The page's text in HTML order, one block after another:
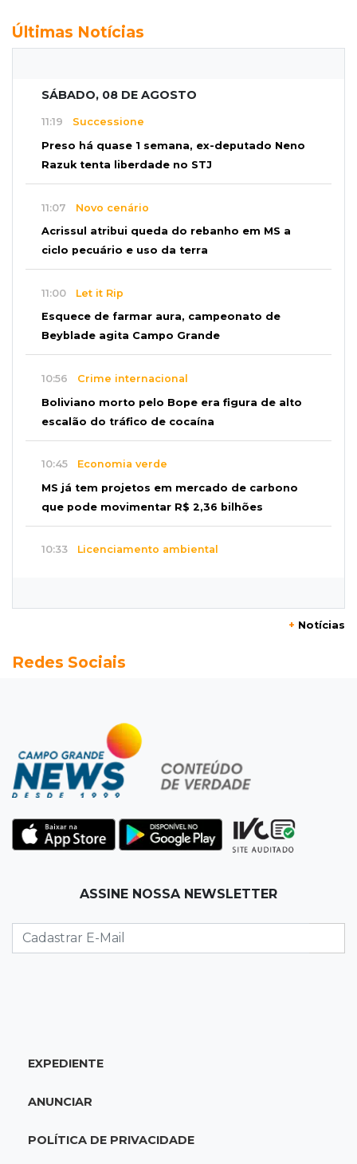
Últimas Notícias
SÁBADO, 08 DE AGOSTO
11:19 Successione
Preso há quase 1 semana, ex-deputado Neno
Razuk tenta liberdade no STJ
11:07 Novo cenário
Acrissul atribui queda do rebanho em MS a
ciclo pecuário e uso da terra
11:00 Let it Rip
Esquece de farmar aura, campeonato de
Beyblade agita Campo Grande
10:56 Crime internacional
Boliviano morto pelo Bope era figura de alto
escalão do tráfico de cocaína
10:45 Economia verde
MS já tem projetos em mercado de carbono
que pode movimentar R$ 2,36 bilhões
10:33 Licenciamento ambiental
Celulose
10:25
Dourados
TV News
Morte no trânsito e casamento de bisavó são
destaques da semana
10:05 19 viagens num dia
Fraude com cartão “torra” R$ 81 mil em
Punição de agressores de mulheres precisar
ser mais severa para 52% dos leitores
Pedestre morre atropelado durante a
+ Notícias
Redes Sociais
ASSINE NOSSA NEWSLETTER
EXPEDIENTE
ANUNCIAR
POLÍTICA DE PRIVACIDADE